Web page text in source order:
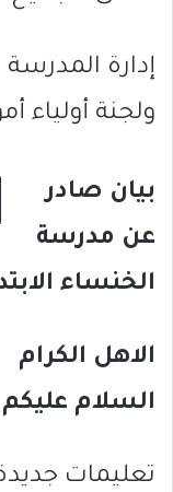
إدارة المدرسة
ولجنة أولياء
بيان صادر
عن مدرسة
الخنساء
الاهل الكرام
السلام عليكم
تعليمات